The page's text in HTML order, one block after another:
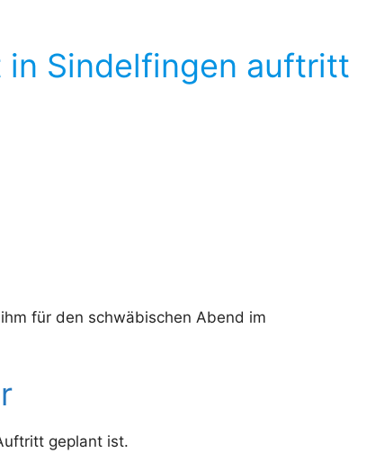
in Sindelfingen auftritt
für den schwäbischen Abend im
geplant ist.